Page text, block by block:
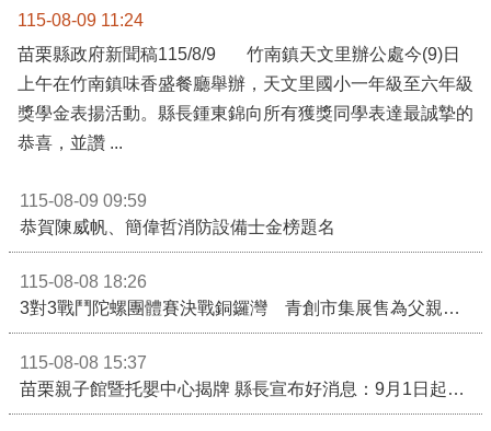
115-08-09 11:24
苗栗縣政府新聞稿115/8/9 竹南鎮天文里辦公處今(9)日
上午在竹南鎮味香盛餐廳舉辦，天文里國小一年級至六年級
獎學金表揚活動。縣長鍾東錦向所有獲獎同學表達最誠摯的
恭喜，並讚 ...
115-08-09 09:59
恭賀陳威帆、簡偉哲消防設備士金榜題名
115-08-08 18:26
3對3戰鬥陀螺團體賽決戰銅鑼灣 青創市集展售為父親節增添繽紛
115-08-08 15:37
苗栗親子館暨托嬰中心揭牌 縣長宣布好消息：9月1日起調降臨時托嬰費用